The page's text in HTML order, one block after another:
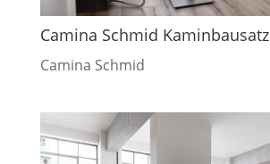
Camina Schmid
Camina Schmid